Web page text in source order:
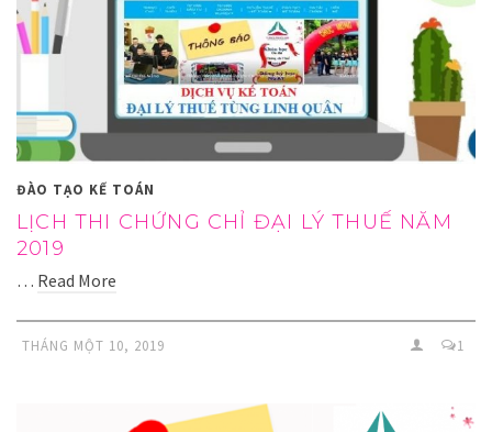
ĐÀO TẠO KẾ TOÁN
LỊCH THI CHỨNG CHỈ ĐẠI LÝ THUẾ NĂM
2019
… Read More
THÁNG MỘT 10, 2019 1